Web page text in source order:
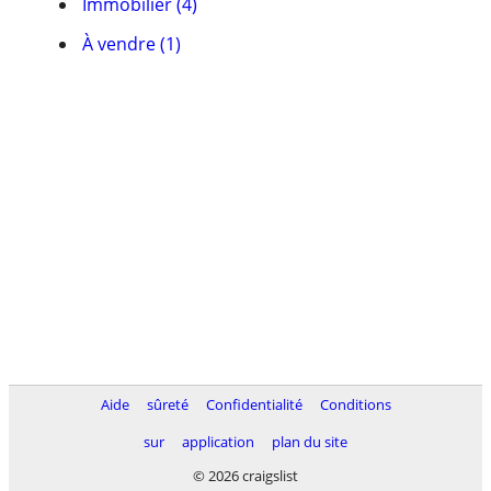
À vendre (1)
Aide sûreté Confidentialité
Conditions
sur
application
plan du site
© 2026 craigslist